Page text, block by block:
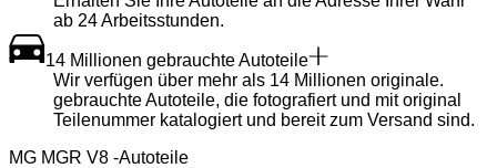
ab 24 Arbeitsstunden.
14 Millionen gebrauchte Autoteile
Wir verfügen über mehr als 14 Millionen originale.
gebrauchte Autoteile, die fotografiert und mit original
Teilenummer katalogiert und bereit zum Versand sind.
MG MGR V8 -Autoteile